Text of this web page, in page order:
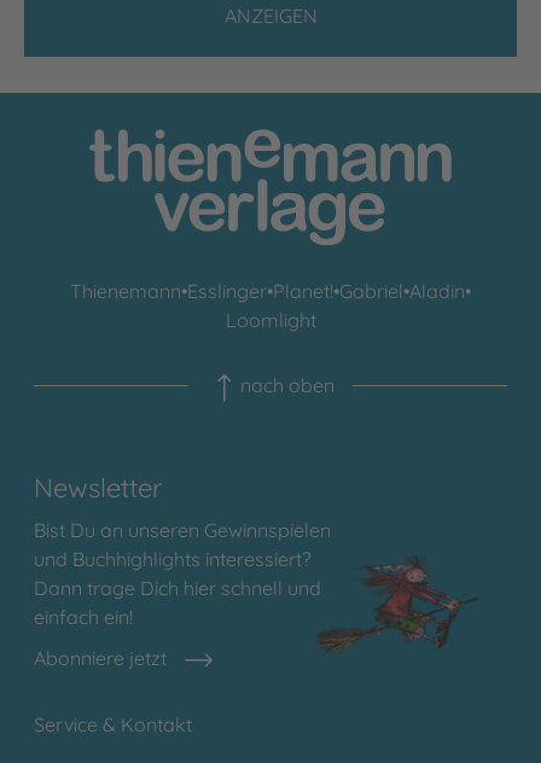
ANZEIGEN
Thienemann•Esslinger•Planet!•Gabriel•Aladin•
Loomlight
nach oben
Newsletter
Bist Du an unseren Gewinnspielen
und Buchhighlights interessiert?
Dann trage Dich hier schnell und
einfach ein!
Abonniere jetzt
Service & Kontakt